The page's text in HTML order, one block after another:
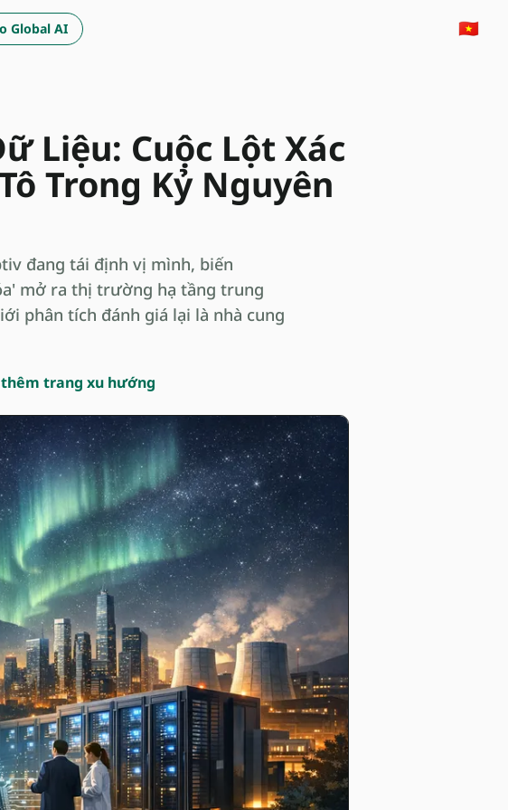
Global AI 🇻🇳
Liệu: Cuộc Lột Xác
Trong Kỷ Nguyên
đang tái định vị mình, biến
mở ra thị trường hạ tầng trung
phân tích đánh giá lại là nhà cung
trang xu hướng